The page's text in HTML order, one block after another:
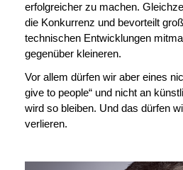
erfolgreicher zu machen.
die Konkurrenz und bevorteilt
technischen Entwicklungen
gegenüber kleineren.
Vor allem dürfen wir aber eines
give to people“ und nicht an
wird so bleiben. Und das dürfen
verlieren.